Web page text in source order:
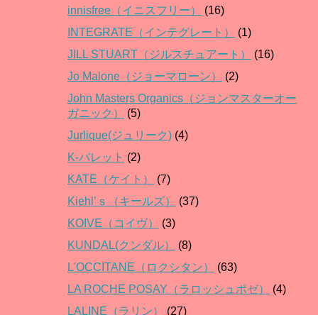
innisfree（イニスフリー）
(16)
INTEGRATE（インテグレート）
(1)
JILL STUART（ジルスチュアート）
(16)
Jo Malone（ジョーマローン）
(2)
John Masters Organics（ジョンマスターオー
ガニック）
(5)
Jurlique(ジュリーク) (4)
K-パレット (2)
KATE（ケイト）
(7)
Kiehl’ｓ（キールズ）
(37)
KOIVE（コイヴ）
(3)
KUNDAL(クンダル）
(8)
L'OCCITANE（ロクシタン）
(63)
LA ROCHE POSAY（ラロッシュポゼ）
(4)
LALINE（ラリン）
(27)